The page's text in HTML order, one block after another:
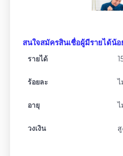
สนใจสมัครสินเชื่อผู้มีรายได้น้อ
รายได้
ร้อยละ ไ
อายุ
วงเงิน